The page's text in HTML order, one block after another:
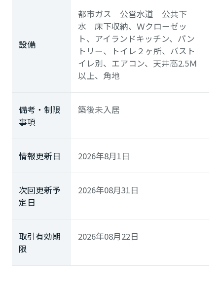
設備
都市ガス 公営水道 公共下
水 床下収納、Ｗクローゼッ
ト、アイランドキッチン、パン
トリー、トイレ２ヶ所、バスト
イレ別、エアコン、天井高2.5Ｍ
以上、角地
備考・制限
事項
築後未入居
情報更新日 2026年8月1日
次回更新予
定日
2026年08月31日
取引有効期
限
2026年08月22日